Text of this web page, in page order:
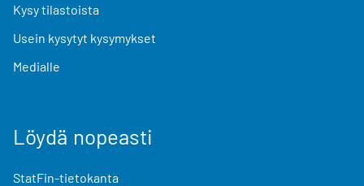
Kysy tilastoista
Usein kysytyt kysymykset
Medialle
Löydä nopeasti
StatFin-tietokanta